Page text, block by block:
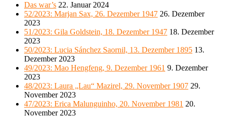
Das war’s 22. Januar 2024
52/2023: Marjan Sax, 26. Dezember 1947 26. Dezember
2023
51/2023: Gila Goldstein, 18. Dezember 1947 18. Dezember
2023
50/2023: Lucia Sánchez Saornil, 13. Dezember 1895 13.
Dezember 2023
49/2023: Mao Hengfeng, 9. Dezember 1961 9. Dezember
2023
48/2023: Laura „Lau“ Mazirel, 29. November 1907 29.
November 2023
47/2023: Erica Malunguinho, 20. November 1981 20.
November 2023